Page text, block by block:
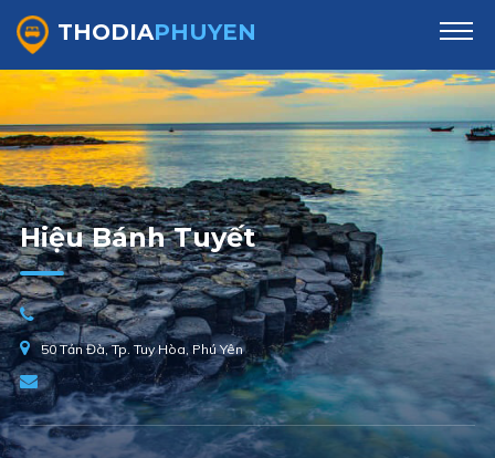
THODIAPHUYEN
Hiệu Bánh Tuyết
50 Tản Đà, Tp. Tuy Hòa, Phú Yên